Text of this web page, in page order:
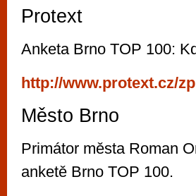
Protext
Anketa Brno TOP 100:
http://www.protext.cz/
Město Brno
Primátor města Roman
anketě Brno TOP 100.